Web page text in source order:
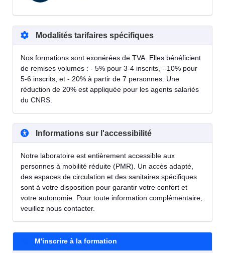
Modalités tarifaires spécifiques
Nos formations sont exonérées de TVA. Elles bénéficient
de remises volumes : - 5% pour 3-4 inscrits, - 10% pour
5-6 inscrits, et - 20% à partir de 7 personnes. Une
réduction de 20% est appliquée pour les agents salariés
du CNRS.
Informations sur l'accessibilité
Notre laboratoire est entièrement accessible aux
personnes à mobilité réduite (PMR). Un accès adapté,
des espaces de circulation et des sanitaires spécifiques
sont à votre disposition pour garantir votre confort et
votre autonomie. Pour toute information complémentaire,
veuillez nous contacter.
M'inscrire à la formation